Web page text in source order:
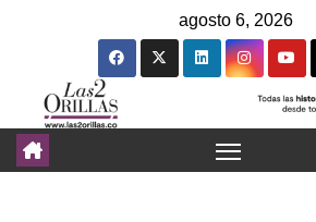
agosto 6, 2026